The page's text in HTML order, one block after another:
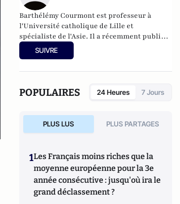
Barthélémy Courmont est professeur à
l'Université catholique de Lille et
spécialiste de l'Asie. Il a récemment publié
La Chine face au monde, chez Eyrolles.
SUIVRE
POPULAIRES 24 Heures 7 Jours
PLUS LUS PLUS PARTAGES
1Les Français moins riches que la
moyenne européenne pour la 3e
année consécutive : jusqu'où ira le
grand déclassement ?